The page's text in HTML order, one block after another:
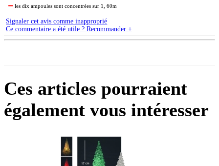
les dix ampoules sont concentrées sur 1, 60m
Signaler cet avis comme inapproprié
Ce commentaire a été utile ? Recommander +
Ces articles pourraient
également vous intéresser